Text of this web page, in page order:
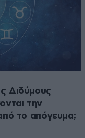
Διδύμους
την
το απόγευμα;